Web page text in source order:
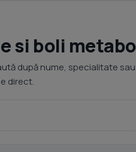
si boli
după nume, specialitate sau
direct.